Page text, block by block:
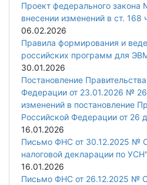
Проект федерального
внесении изменений в ст.
06.02.2026
Правила формирования и
российских программ для
30.01.2026
Постановление
Федерации от 23.01.2026 №
изменений в постановление
Российской Федерации от 26
16.01.2026
Письмо ФНС от 30.12.2025 №
налоговой декларации по УСН"
16.01.2026
Письмо ФНС от 26.12.2025 №